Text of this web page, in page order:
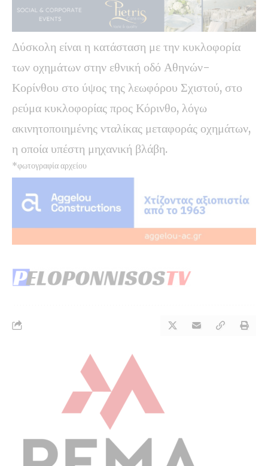
Δύσκολη είναι η κατάσταση με την κυκλοφορία
των οχημάτων στην εθνική οδό Αθηνών-
Κορίνθου στο ύψος της λεωφόρου Σχιστού, στο
ρεύμα κυκλοφορίας προς Κόρινθο, λόγω
ακινητοποιημένης νταλίκας μεταφοράς οχημάτων,
η οποία υπέστη μηχανική βλάβη.
*φωτογραφία αρχείου